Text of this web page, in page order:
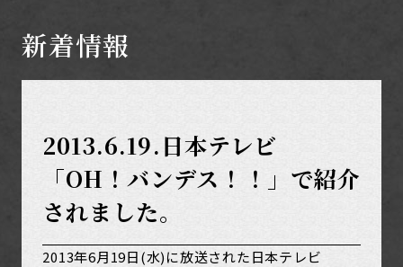
新着情報
2013.6.19.日本テレビ
「OH！バンデス！！」で紹介
されました。
2013年6月19日(水)に放送された日本テレビ